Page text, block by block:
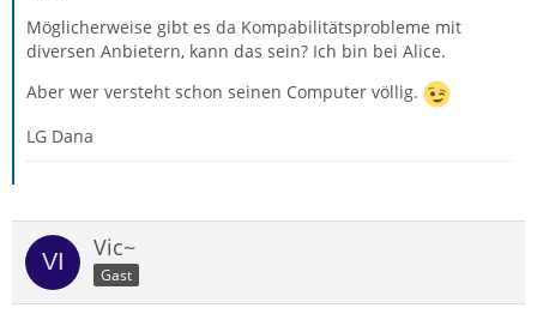
Möglicherweise gibt es da Kompabilitätsprobleme mit
diversen Anbietern, kann das sein? Ich bin bei Alice.
Aber wer versteht schon seinen Computer völlig.
LG Dana
Vic~
Gast